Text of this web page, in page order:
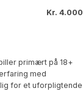
Kr. 4.000
primært på 18+
med
for et uforpligtende